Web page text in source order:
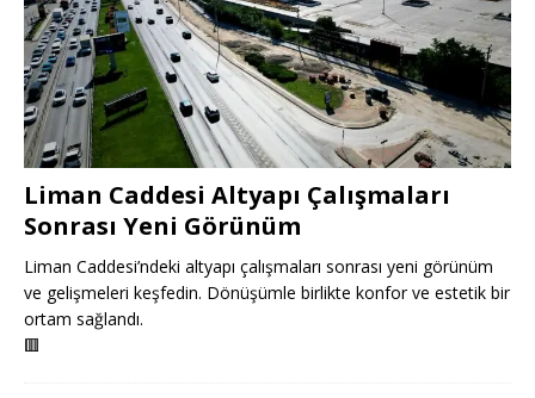
Liman Caddesi Altyapı Çalışmaları
Sonrası Yeni Görünüm
Liman Caddesi’ndeki altyapı çalışmaları sonrası yeni görünüm
ve gelişmeleri keşfedin. Dönüşümle birlikte konfor ve estetik bir
ortam sağlandı.
🟥